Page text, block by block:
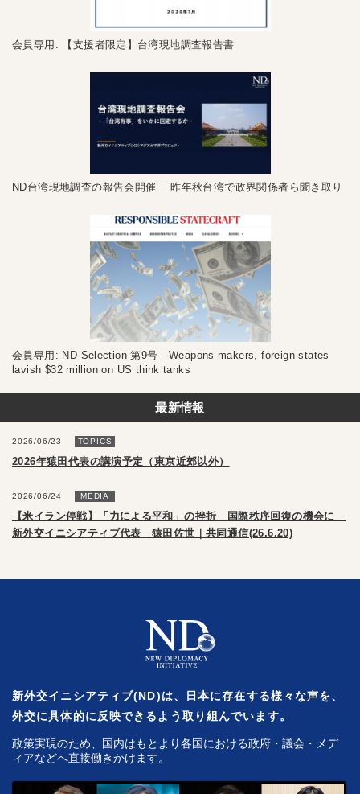
会員専用: 【支援者限定】台湾現地調査報告書
ND台湾現地調査の報告会開催 昨年秋台湾で政界関係者ら聞き取り
会員専用: ND Selection 第9号 Weapons makers, foreign states
lavish $32 million on US think tanks
最新情報
2026/06/23 TOPICS
2026年猿田代表の講演予定（東京近郊以外）
2026/06/24 MEDIA
【米イラン停戦】「力による平和」の挫折 国際秩序回復の機会に
新外交イニシアティブ代表 猿田佐世｜共同通信(26.6.20)
新外交イニシアティブ(ND)は、日本に存在する様々な声を、
外交に具体的に反映できるよう取り組んでいます。
政策実現のため、国内はもとより各国における政府・議会・メデ
ィアなどへ直接働きかけます。